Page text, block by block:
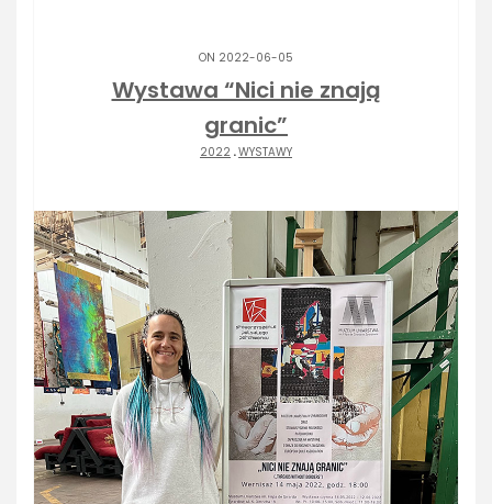
ON 2022-06-05
Wystawa “Nici nie znają
granic”
2022 .WYSTAWY